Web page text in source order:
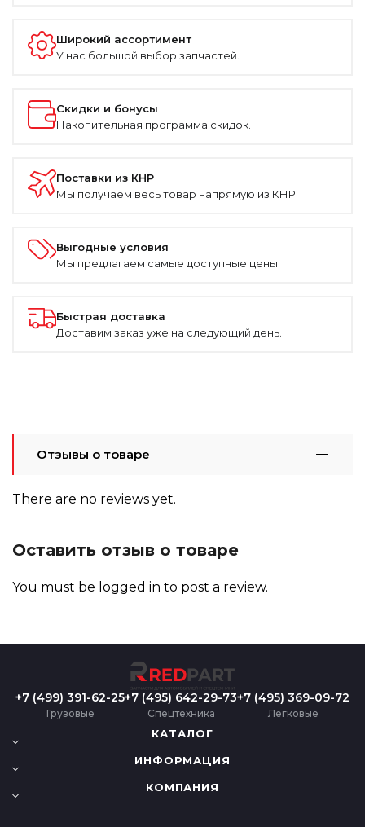
Широкий ассортимент
У нас большой выбор запчастей.
Скидки и бонусы
Накопительная программа скидок.
Поставки из КНР
Мы получаем весь товар напрямую из КНР.
Выгодные условия
Мы предлагаем самые доступные цены.
Быстрая доставка
Доставим заказ уже на следующий день.
Отзывы о товаре
There are no reviews yet.
Оставить отзыв о товаре
You must be logged in to post a review.
+7 (499) 391-62-25
Грузовые
+7 (495) 642-29-73
Спецтехника
+7 (495) 369-09-72
Легковые
КАТАЛОГ
ИНФОРМАЦИЯ
КОМПАНИЯ